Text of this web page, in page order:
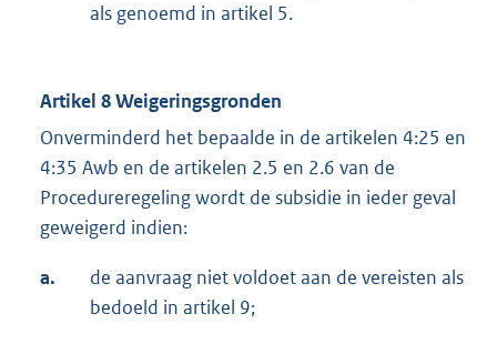
als genoemd in artikel 5.
Artikel 8 Weigeringsgronden
Onverminderd het bepaalde in de artikelen 4:25 en
4:35 Awb en de artikelen 2.5 en 2.6 van de
Procedureregeling wordt de subsidie in ieder geval
geweigerd indien:
a.
de aanvraag niet voldoet aan de vereisten als
bedoeld in artikel 9;